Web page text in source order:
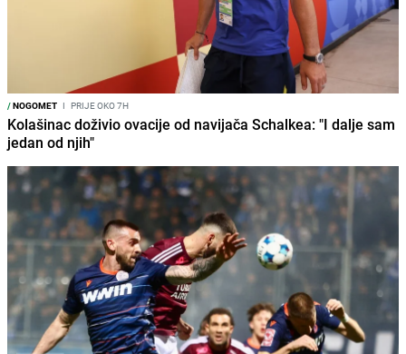
/NOGOMET I PRIJE OKO 7H
Kolašinac doživio ovacije od navijača Schalkea: "I dalje sam
jedan od njih"